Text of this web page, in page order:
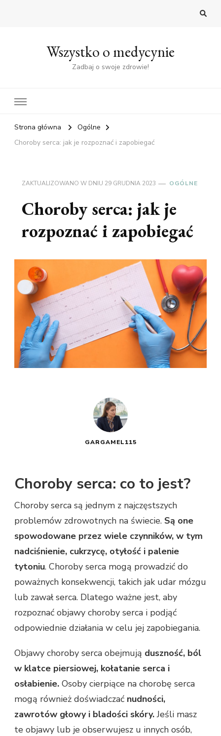
Wszystko o medycynie
Zadbaj o swoje zdrowie!
Strona główna
Ogólne
Choroby serca: jak je rozpoznać i zapobiegać
ZAKTUALIZOWANO W DNIU 29 GRUDNIA 2023 OGÓLNE
Choroby serca: jak je
rozpoznać i zapobiegać
GARGAMEL115
Choroby serca: co to jest?
Choroby serca są jednym z najczęstszych
problemów zdrowotnych na świecie. Są one
spowodowane przez wiele czynników, w tym
nadciśnienie, cukrzycę, otyłość i palenie
tytoniu. Choroby serca mogą prowadzić do
poważnych konsekwencji, takich jak udar mózgu
lub zawał serca. Dlatego ważne jest, aby
rozpoznać objawy choroby serca i podjąć
odpowiednie działania w celu jej zapobiegania.
Objawy choroby serca obejmują duszność, ból
w klatce piersiowej, kołatanie serca i
osłabienie. Osoby cierpiące na chorobę serca
mogą również doświadczać nudności,
zawrotów głowy i bladości skóry.Jeśli masz
te objawy lub je obserwujesz u innych osób,